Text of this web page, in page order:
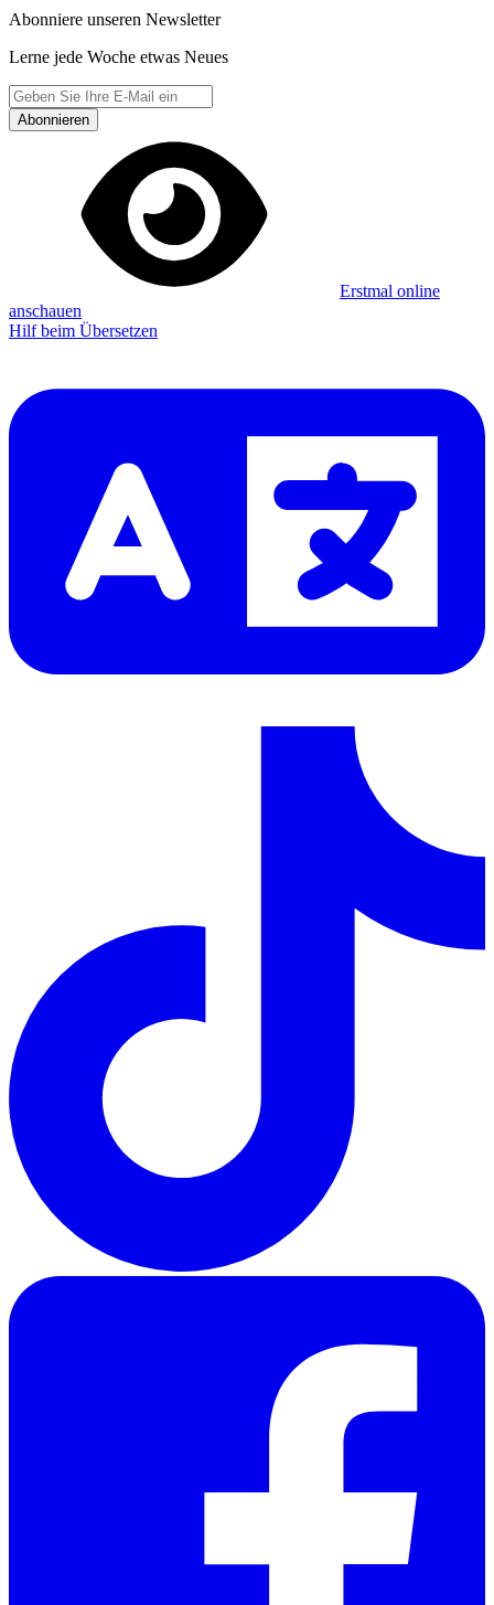
Abonniere unseren Newsletter
Lerne jede Woche etwas Neues
Abonnieren
Erstmal online
anschauen
Hilf beim Übersetzen